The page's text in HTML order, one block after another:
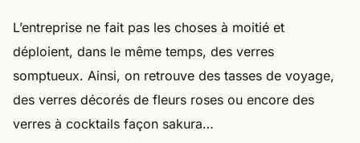
L’entreprise ne fait pas les choses à moitié et
déploient, dans le même temps, des verres
somptueux. Ainsi, on retrouve des tasses de voyage,
des verres décorés de fleurs roses ou encore des
verres à cocktails façon sakura…